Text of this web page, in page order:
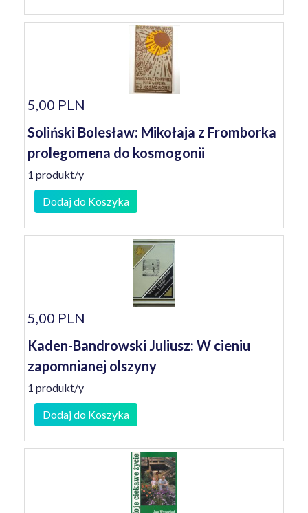
5,00 PLN
Soliński Bolesław: Mikołaja z Fromborka
prolegomena do kosmogonii
1 produkt/y
Dodaj do Koszyka
5,00 PLN
Kaden-Bandrowski Juliusz: W cieniu
zapomnianej olszyny
1 produkt/y
Dodaj do Koszyka